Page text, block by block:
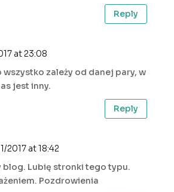
Reply
at 23:08
wszystko zależy od danej pary, w
jest inny.
Reply
2017 at 18:42
blog. Lubię stronki tego typu.
Pozdrowienia